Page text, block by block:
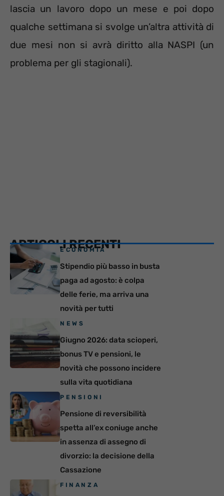
lascia un lavoro dopo un mese e poi dopo
qualche settimana si svolge un’altra attività di
due mesi non si avrà diritto alla NASPI (un
problema per gli stagionali).
ARTICOLI RECENTI
ECONOMIA
Stipendio più basso in busta
paga ad agosto: è colpa
delle ferie, ma arriva una
novità per tutti
NEWS
Giugno 2026: data scioperi,
bonus TV e pensioni, le
novità che possono incidere
sulla vita quotidiana
PENSIONI
Pensione di reversibilità
spetta all’ex coniuge anche
in assenza di assegno di
divorzio: la decisione della
Cassazione
FINANZA